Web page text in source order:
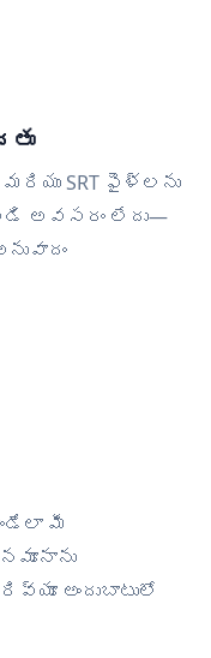
మరియు SRT ఫైళ్లను
అవసరం లేదు—
మీ
అందుబాటులో